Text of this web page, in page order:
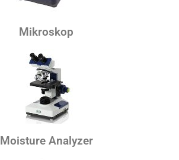
Mikroskop
Moisture Analyzer